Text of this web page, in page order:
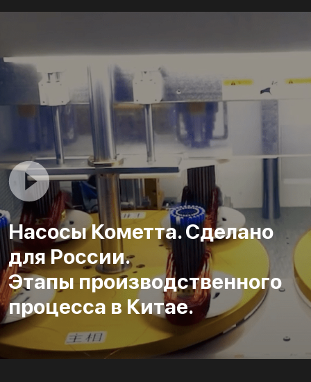
Насосы Кометта. Сделано
для России.
Этапы производственного
процесса в Китае.